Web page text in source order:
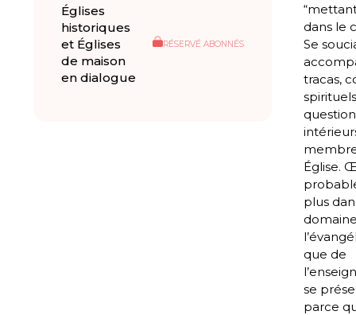
Églises
historiques
et Églises
de maison
en dialogue
RÉSERVÉ ABONNÉS
dans le
Se
tracas,
Église.
plus
que de
se
parce